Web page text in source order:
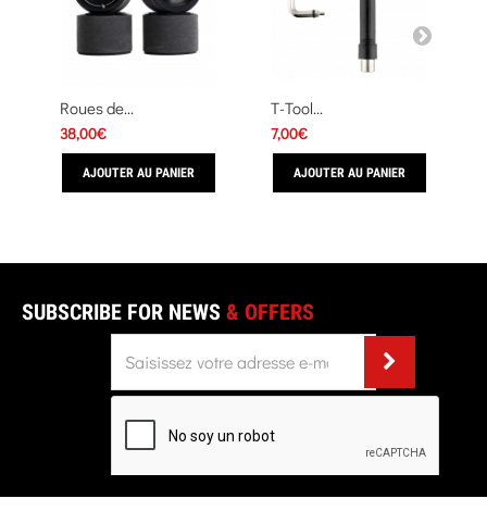
Roues de...
38,00€
AJOUTER AU PANIER
T-Tool...
7,00€
AJOUTER AU PANIER
SUBSCRIBE FOR NEWS & OFFERS